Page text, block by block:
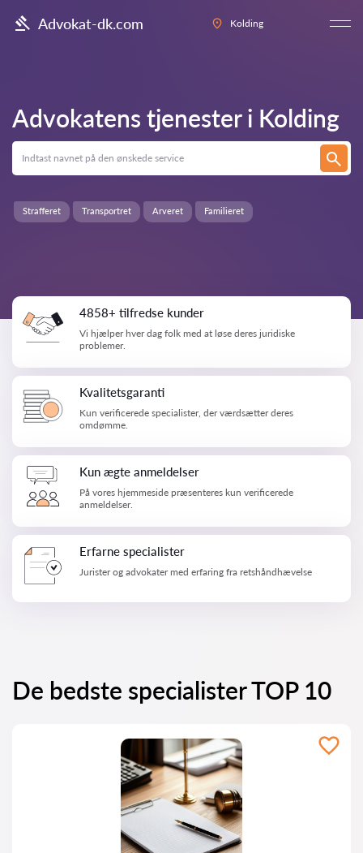
Advokat-dk.com Kolding
Advokatens tjenester i Kolding
Familieret
Strafferet Transportret Arveret
4858+ tilfredse kunder
Vi hjælper hver dag folk med at løse deres juridiske
problemer.
Kvalitetsgaranti
Kun verificerede specialister, der værdsætter deres
omdømme.
Kun ægte anmeldelser
På vores hjemmeside præsenteres kun verificerede
anmeldelser.
Erfarne specialister
Jurister og advokater med erfaring fra retshåndhævelse
De bedste specialister TOP 10